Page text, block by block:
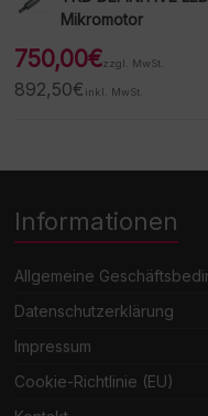
Mikromotor
750,00€zzgl. MwSt.
892,50€ inkl. MwSt.
Informationen
Allgemeine
Datenschutzerklärung
Impressum
Cookie-Richtlinie (EU)